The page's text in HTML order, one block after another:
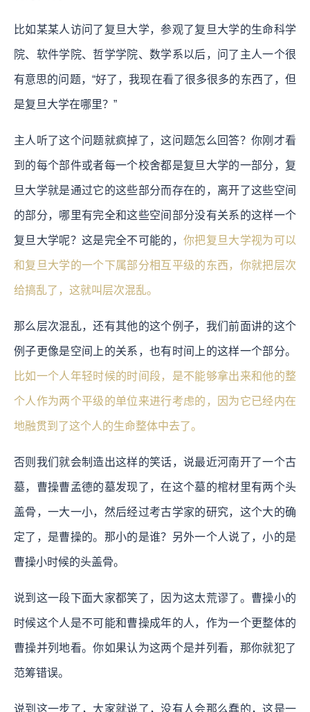
比如某某人访问了复旦大学，参观了复旦大学的生命科学
院、软件学院、哲学学院、数学系以后，问了主人一个很
有意思的问题，“好了，我现在看了很多很多的东西了，但
是复旦大学在哪里？”
主人听了这个问题就疯掉了，这问题怎么回答？你刚才看
到的每个部件或者每一个校舍都是复旦大学的一部分，复
旦大学就是通过它的这些部分而存在的，离开了这些空间
的部分，哪里有完全和这些空间部分没有关系的这样一个
复旦大学呢？这是完全不可能的， 你把复旦大学视为可以
和复旦大学的一个下属部分相互平级的东西，你就把层次
给搞乱了，这就叫层次混乱。
那么层次混乱，还有其他的这个例子，我们前面讲的这个
例子更像是空间上的关系，也有时间上的这样一个部分。
比如一个人年轻时候的时间段，是不能够拿出来和他的整
个人作为两个平级的单位来进行考虑的，因为它已经内在
地融贯到了这个人的生命整体中去了。
否则我们就会制造出这样的笑话，说最近河南开了一个古
墓，曹操曹孟德的墓发现了，在这个墓的棺材里有两个头
盖骨，一大一小，然后经过考古学家的研究，这个大的确
定了，是曹操的。那小的是谁？另外一个人说了，小的是
曹操小时候的头盖骨。
说到这一段下面大家都笑了，因为这太荒谬了。曹操小的
时候这个人是不可能和曹操成年的人，作为一个更整体的
曹操并列地看。你如果认为这两个是并列看，那你就犯了
范筹错误。
说到这一步了，大家就说了，没有人会那么蠢的，这是一